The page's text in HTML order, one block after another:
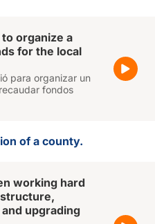
organize a
for the local
para organizar un
fondos
of a county.
working hard
upgrading